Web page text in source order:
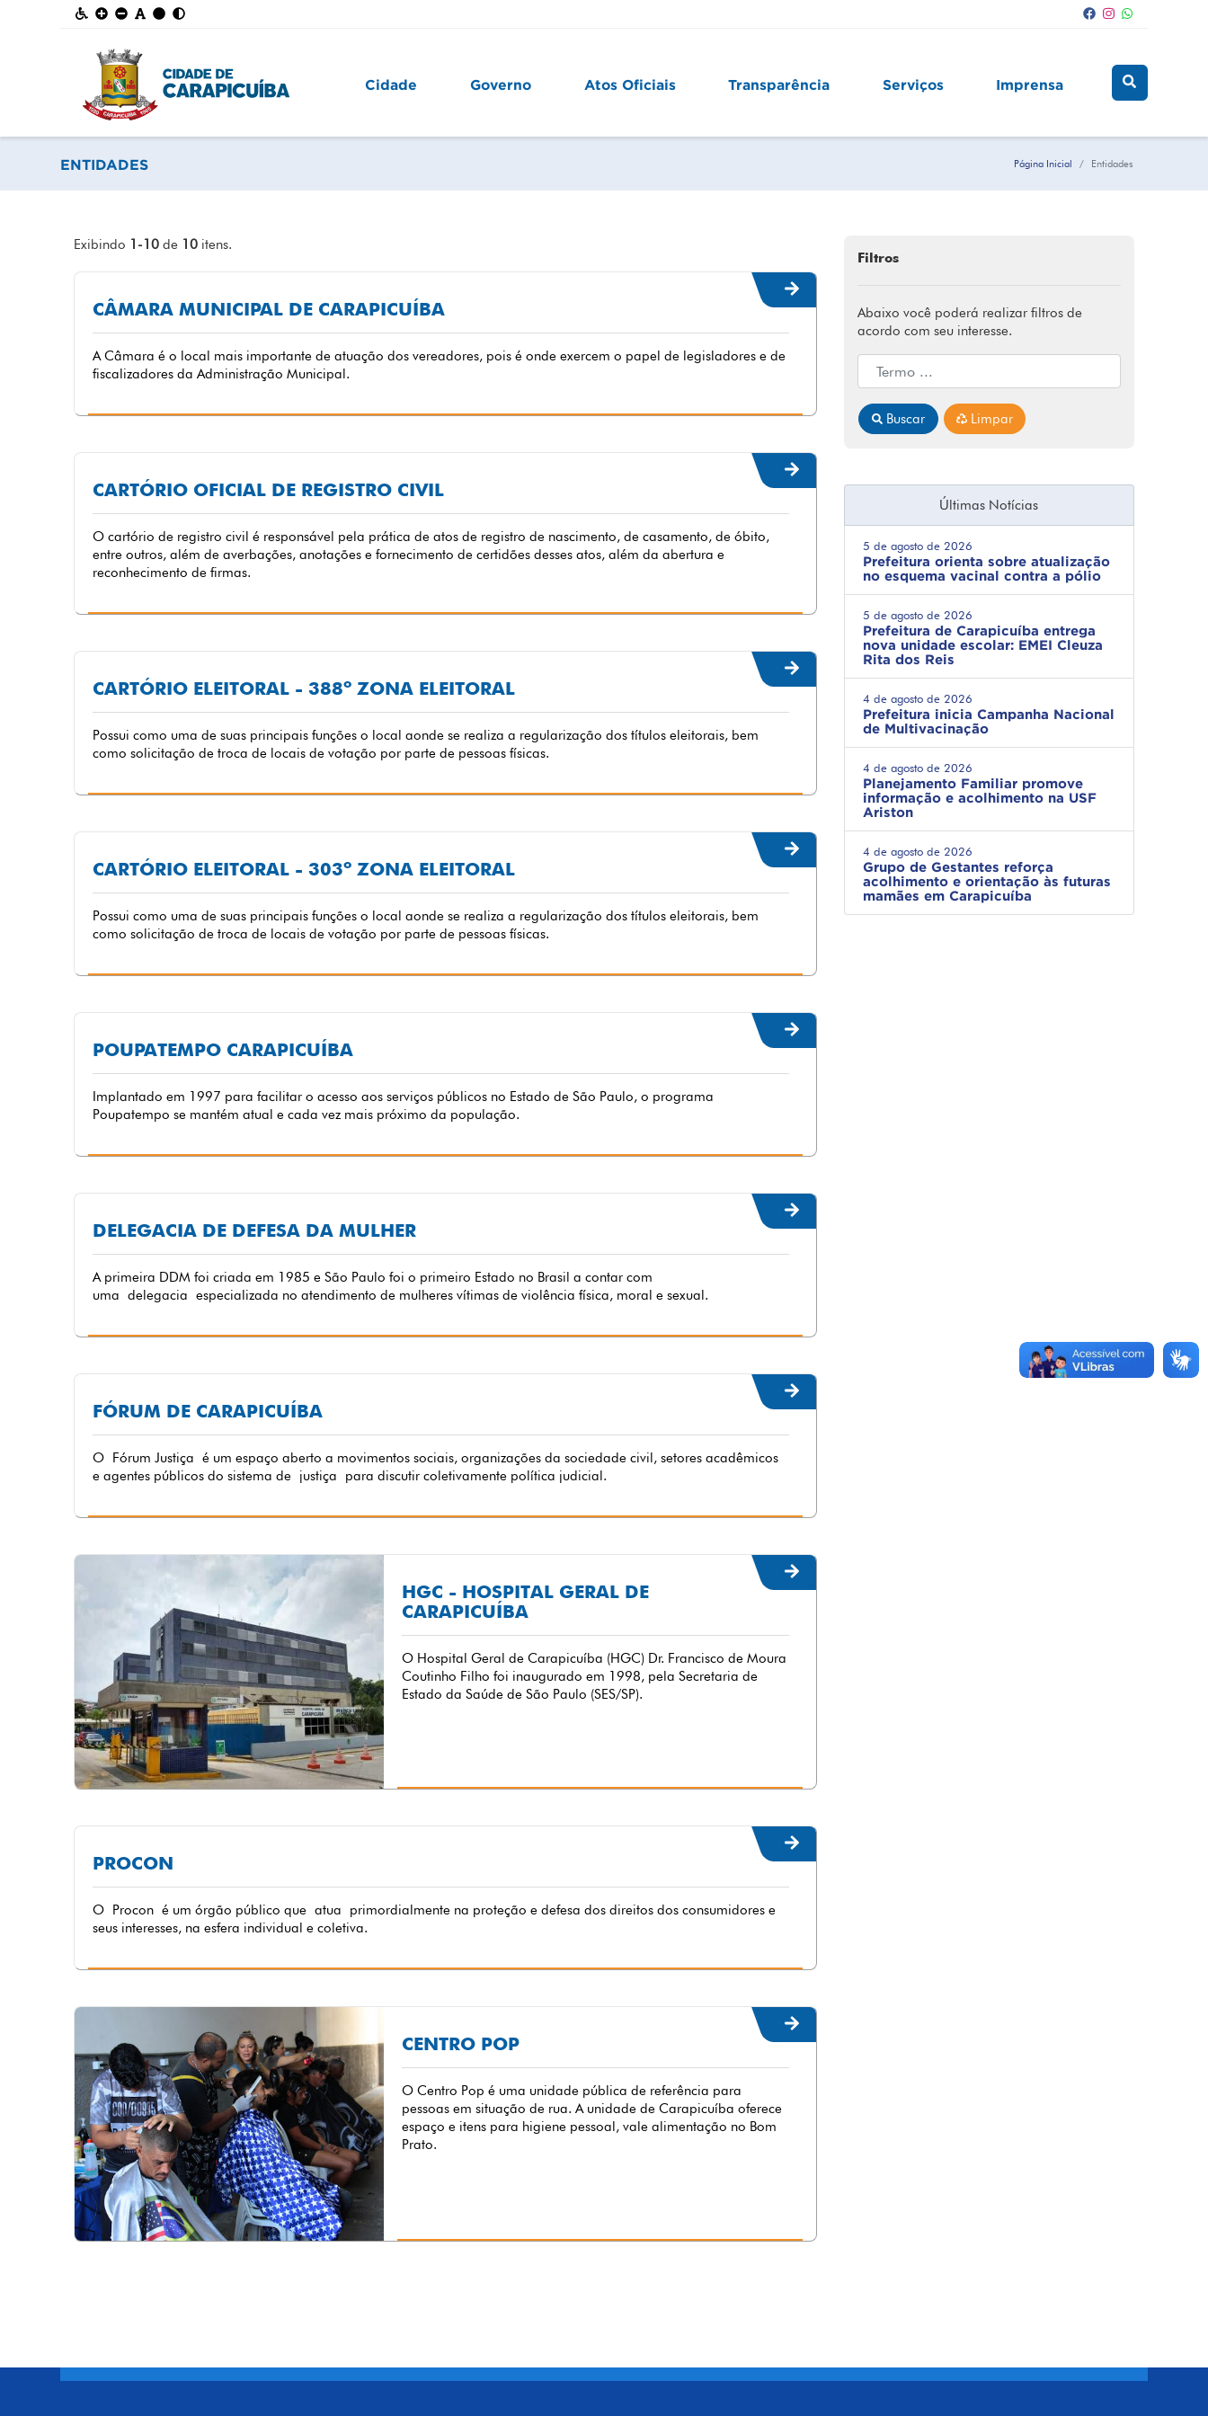
Cidade Governo Atos Oficiais Transparência Serviços Imprensa
ENTIDADES Página Inicial Entidades
Exibindo 1-10 de 10 itens.
CÂMARA MUNICIPAL DE CARAPICUÍBA
A Câmara é o local mais importante de atuação dos vereadores, pois é onde exercem o papel de legisladores e de
fiscalizadores da Administração Municipal.
CARTÓRIO OFICIAL DE REGISTRO CIVIL
O cartório de registro civil é responsável pela prática de atos de registro de nascimento, de casamento, de óbito,
entre outros, além de averbações, anotações e fornecimento de certidões desses atos, além da abertura e
reconhecimento de firmas.
CARTÓRIO ELEITORAL - 388º ZONA ELEITORAL
Possui como uma de suas principais funções o local aonde se realiza a regularização dos títulos eleitorais, bem
como solicitação de troca de locais de votação por parte de pessoas físicas.
CARTÓRIO ELEITORAL - 303º ZONA ELEITORAL
Possui como uma de suas principais funções o local aonde se realiza a regularização dos títulos eleitorais, bem
como solicitação de troca de locais de votação por parte de pessoas físicas.
POUPATEMPO CARAPICUÍBA
Implantado em 1997 para facilitar o acesso aos serviços públicos no Estado de São Paulo, o programa
Poupatempo se mantém atual e cada vez mais próximo da população.
DELEGACIA DE DEFESA DA MULHER
A primeira DDM foi criada em 1985 e São Paulo foi o primeiro Estado no Brasil a contar com
uma delegacia especializada no atendimento de mulheres vítimas de violência física, moral e sexual.
FÓRUM DE CARAPICUÍBA
O Fórum Justiça é um espaço aberto a movimentos sociais, organizações da sociedade civil, setores acadêmicos
e agentes públicos do sistema de justiça para discutir coletivamente política judicial.
HGC - HOSPITAL GERAL DE
CARAPICUÍBA
O Hospital Geral de Carapicuíba (HGC) Dr. Francisco de Moura
Coutinho Filho foi inaugurado em 1998, pela Secretaria de
Estado da Saúde de São Paulo (SES/SP).
PROCON
O Procon é um órgão público que atua primordialmente na proteção e defesa dos direitos dos consumidores e
seus interesses, na esfera individual e coletiva.
CENTRO POP
O Centro Pop é uma unidade pública de referência para
pessoas em situação de rua. A unidade de Carapicuíba oferece
espaço e itens para higiene pessoal, vale alimentação no Bom
Prato.
Filtros
Abaixo você poderá realizar filtros de
acordo com seu interesse.
Buscar Limpar
Últimas Notícias
5 de agosto de 2026
Prefeitura orienta sobre atualização
no esquema vacinal contra a pólio
5 de agosto de 2026
Prefeitura de Carapicuíba entrega
nova unidade escolar: EMEI Cleuza
Rita dos Reis
4 de agosto de 2026
Prefeitura inicia Campanha Nacional
de Multivacinação
4 de agosto de 2026
Planejamento Familiar promove
informação e acolhimento na USF
Ariston
4 de agosto de 2026
Grupo de Gestantes reforça
acolhimento e orientação às futuras
mamães em Carapicuíba